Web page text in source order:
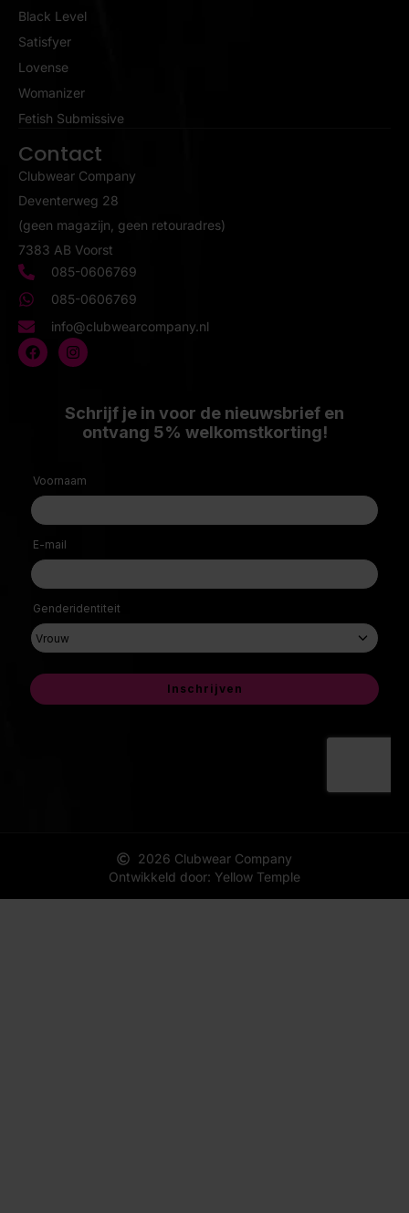
Black Level
Satisfyer
Lovense
Womanizer
Fetish Submissive
Contact
Clubwear Company
Deventerweg 28
(geen magazijn, geen retouradres)
7383 AB Voorst
085-0606769
085-0606769
info@clubwearcompany.nl
2026 Clubwear Company
Ontwikkeld door: Yellow Temple